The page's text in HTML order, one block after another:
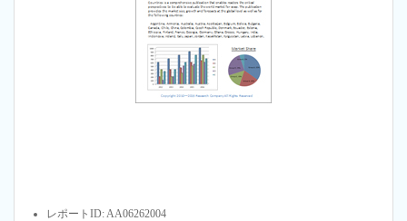
レポートID: AA06262004